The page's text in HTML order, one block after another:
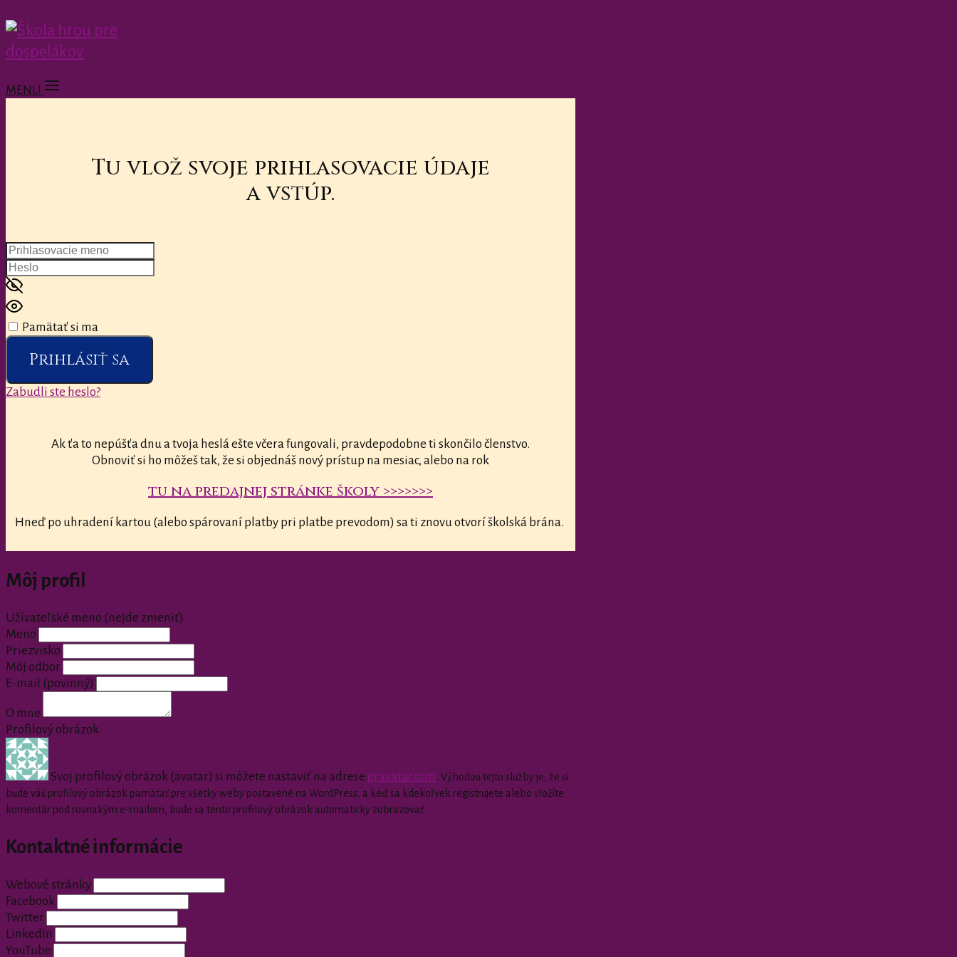
MENU
Tu vlož svoje prihlasovacie údaje
a vstúp.
Pamätať si ma
Prihlásiť sa
Zabudli ste heslo?
Ak ťa to nepúšťa dnu a tvoja heslá ešte včera fungovali, pravdepodobne ti skončilo členstvo.
Obnoviť si ho môžeš tak, že si objednáš nový prístup na mesiac, alebo na rok
tu na predajnej stránke školy >>>>>>>
Hneď po uhradení kartou (alebo spárovaní platby pri platbe prevodom) sa ti znovu otvorí školská brána.
Môj profil
Užívateľské meno (nejde zmeniť)
Meno
Priezvisko
Môj odbor
E-mail
(povinný)
O mne
Profilový obrázok
Svoj profilový obrázok (avatar) si môžete nastaviť na adrese gravatar.com . Výhodou tejto služby je, že si
bude váš profilový obrázok pamätať pre všetky weby postavené na WordPress, a keď sa kdekoľvek registrujete alebo vložíte
komentár pod rovnakým e-mailom, bude sa tento profilový obrázok automaticky zobrazovať.
Kontaktné informácie
Webové stránky
Facebook
Twitter
LinkedIn
YouTube